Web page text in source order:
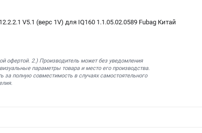
V5.1 (верс 1V) для IQ160 1.1.05.02.0589 Fubag Китай
офертой. 2.) Производитель может без уведомления
параметры товара и место его производства.
за полную совместимость в случаях самостоятельного